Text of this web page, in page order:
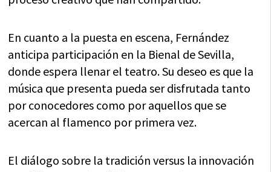
En cuanto a la puesta en escena, Fernández
anticipa participación en la Bienal de Sevilla,
donde espera llenar el teatro. Su deseo es que la
música que presenta pueda ser disfrutada tanto
por conocedores como por aquellos que se
acercan al flamenco por primera vez.
El diálogo sobre la tradición versus la innovación